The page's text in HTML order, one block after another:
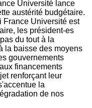
Université lance
austérité budgétaire.
France Université est
les président-es
du tout à la
la baisse des moyens
gouvernements
financements
renforçant leur
la
de nos